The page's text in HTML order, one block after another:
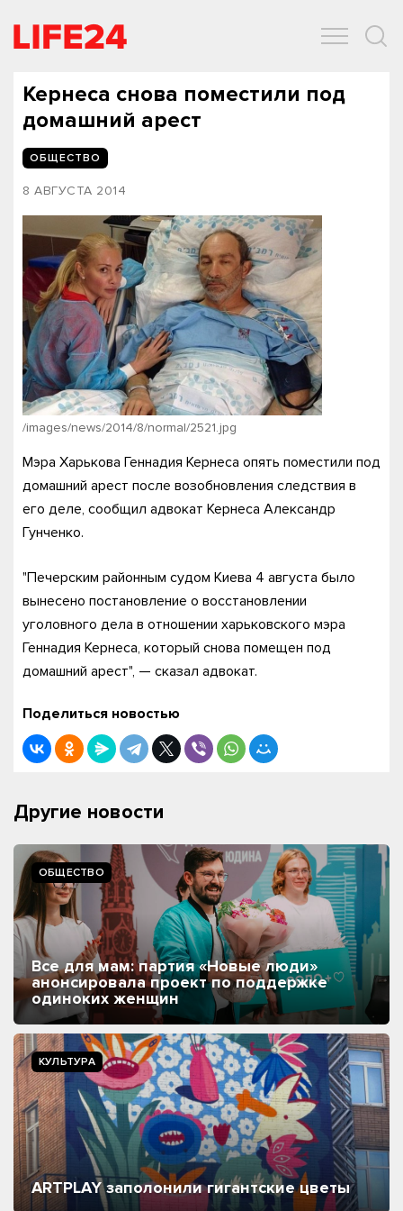
Кернеса снова поместили под
домашний арест
ОБЩЕСТВО
8 АВГУСТА 2014
/images/news/2014/8/normal/2521.jpg
Мэра Харькова Геннадия Кернеса опять поместили под
домашний арест после возобновления следствия в
его деле, сообщил адвокат Кернеса Александр
Гунченко.
"Печерским районным судом Киева 4 августа было
вынесено постановление о восстановлении
уголовного дела в отношении харьковского мэра
Геннадия Кернеса, который снова помещен под
домашний арест", — сказал адвокат.
Поделиться новостью
Другие новости
ОБЩЕСТВО
Все для мам: партия «Новые люди»
анонсировала проект по поддержке
одиноких женщин
КУЛЬТУРА
ARTPLAY заполонили гигантские цветы